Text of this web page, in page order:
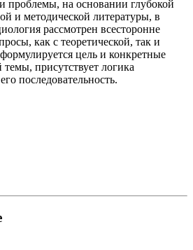
проблемы, на основании глубокой
и методической литературы, в
рассмотрен всесторонне
как с теоретической, так и
цель и конкретные
темы, присутствует логика
последовательность.